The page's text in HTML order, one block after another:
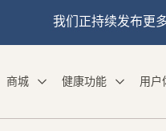
我们正持续发布更
商城 健康功能 用户